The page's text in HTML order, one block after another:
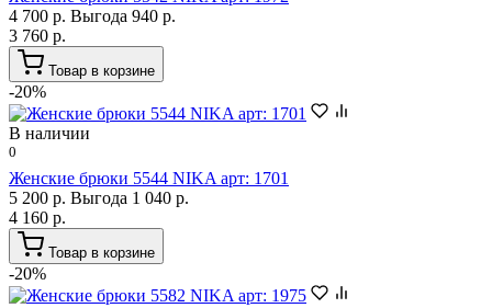
4 700 р. Выгода 940 р.
3 760 р.
Товар в корзине
-20%
В наличии
0
Женские брюки 5544 NIKA арт: 1701
5 200 р. Выгода 1 040 р.
4 160 р.
Товар в корзине
-20%